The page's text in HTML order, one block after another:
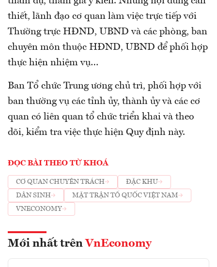
thiết, lãnh đạo cơ quan làm việc trực tiếp với
Thường trực HĐND, UBND và các phòng, ban
chuyên môn thuộc HĐND, UBND để phối hợp
thực hiện nhiệm vụ…
Ban Tổ chức Trung ương chủ trì, phối hợp với
ban thường vụ các tỉnh ủy, thành ủy và các cơ
quan có liên quan tổ chức triển khai và theo
dõi, kiểm tra việc thực hiện Quy định này.
ĐỌC BÀI THEO TỪ KHOÁ
CƠ QUAN CHUYÊN TRÁCH
ĐẶC KHU
DÂN SINH
MẶT TRẬN TỔ QUỐC VIỆT NAM
VNECONOMY
Mới nhất trên VnEconomy